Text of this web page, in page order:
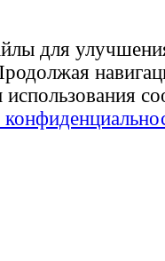
для
использования